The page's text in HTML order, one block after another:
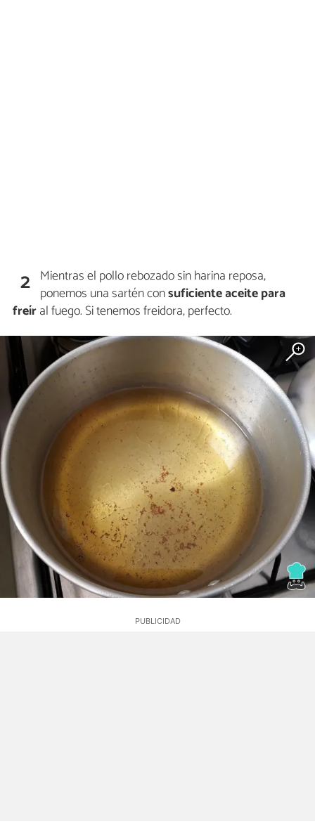
2 Mientras el pollo rebozado sin harina reposa,
ponemos una sartén consuficiente aceite para
freíral fuego. Si tenemos freidora, perfecto.